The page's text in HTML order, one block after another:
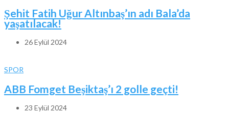
Şehit Fatih Uğur Altınbaş’ın adı Bala’da
yaşatılacak!
26 Eylül 2024
SPOR
ABB Fomget Beşiktaş’ı 2 golle geçti!
23 Eylül 2024